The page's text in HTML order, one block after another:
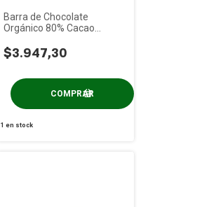
Barra de Chocolate
Orgánico 80% Cacao
$3.947,30
1 en stock